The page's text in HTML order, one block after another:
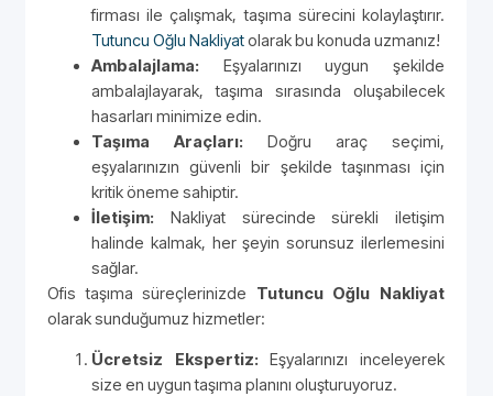
firması ile çalışmak, taşıma sürecini kolaylaştırır.
Tutuncu Oğlu Nakliyatolarak bu konuda uzmanız!
Ambalajlama: Eşyalarınızı uygun şekilde
ambalajlayarak, taşıma sırasında oluşabilecek
hasarları minimize edin.
Taşıma Araçları: Doğru araç seçimi,
eşyalarınızın güvenli bir şekilde taşınması için
kritik öneme sahiptir.
İletişim: Nakliyat sürecinde sürekli iletişim
halinde kalmak, her şeyin sorunsuz ilerlemesini
sağlar.
Ofis taşıma süreçlerinizde Tutuncu Oğlu Nakliyat
olarak sunduğumuz hizmetler:
Ücretsiz Ekspertiz: Eşyalarınızı inceleyerek
size en uygun taşıma planını oluşturuyoruz.